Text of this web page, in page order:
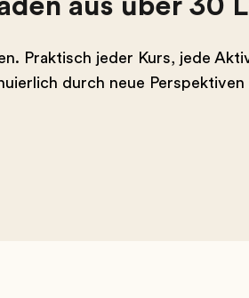
Praktisch jeder Kurs, jede
durch neue Perspektiven